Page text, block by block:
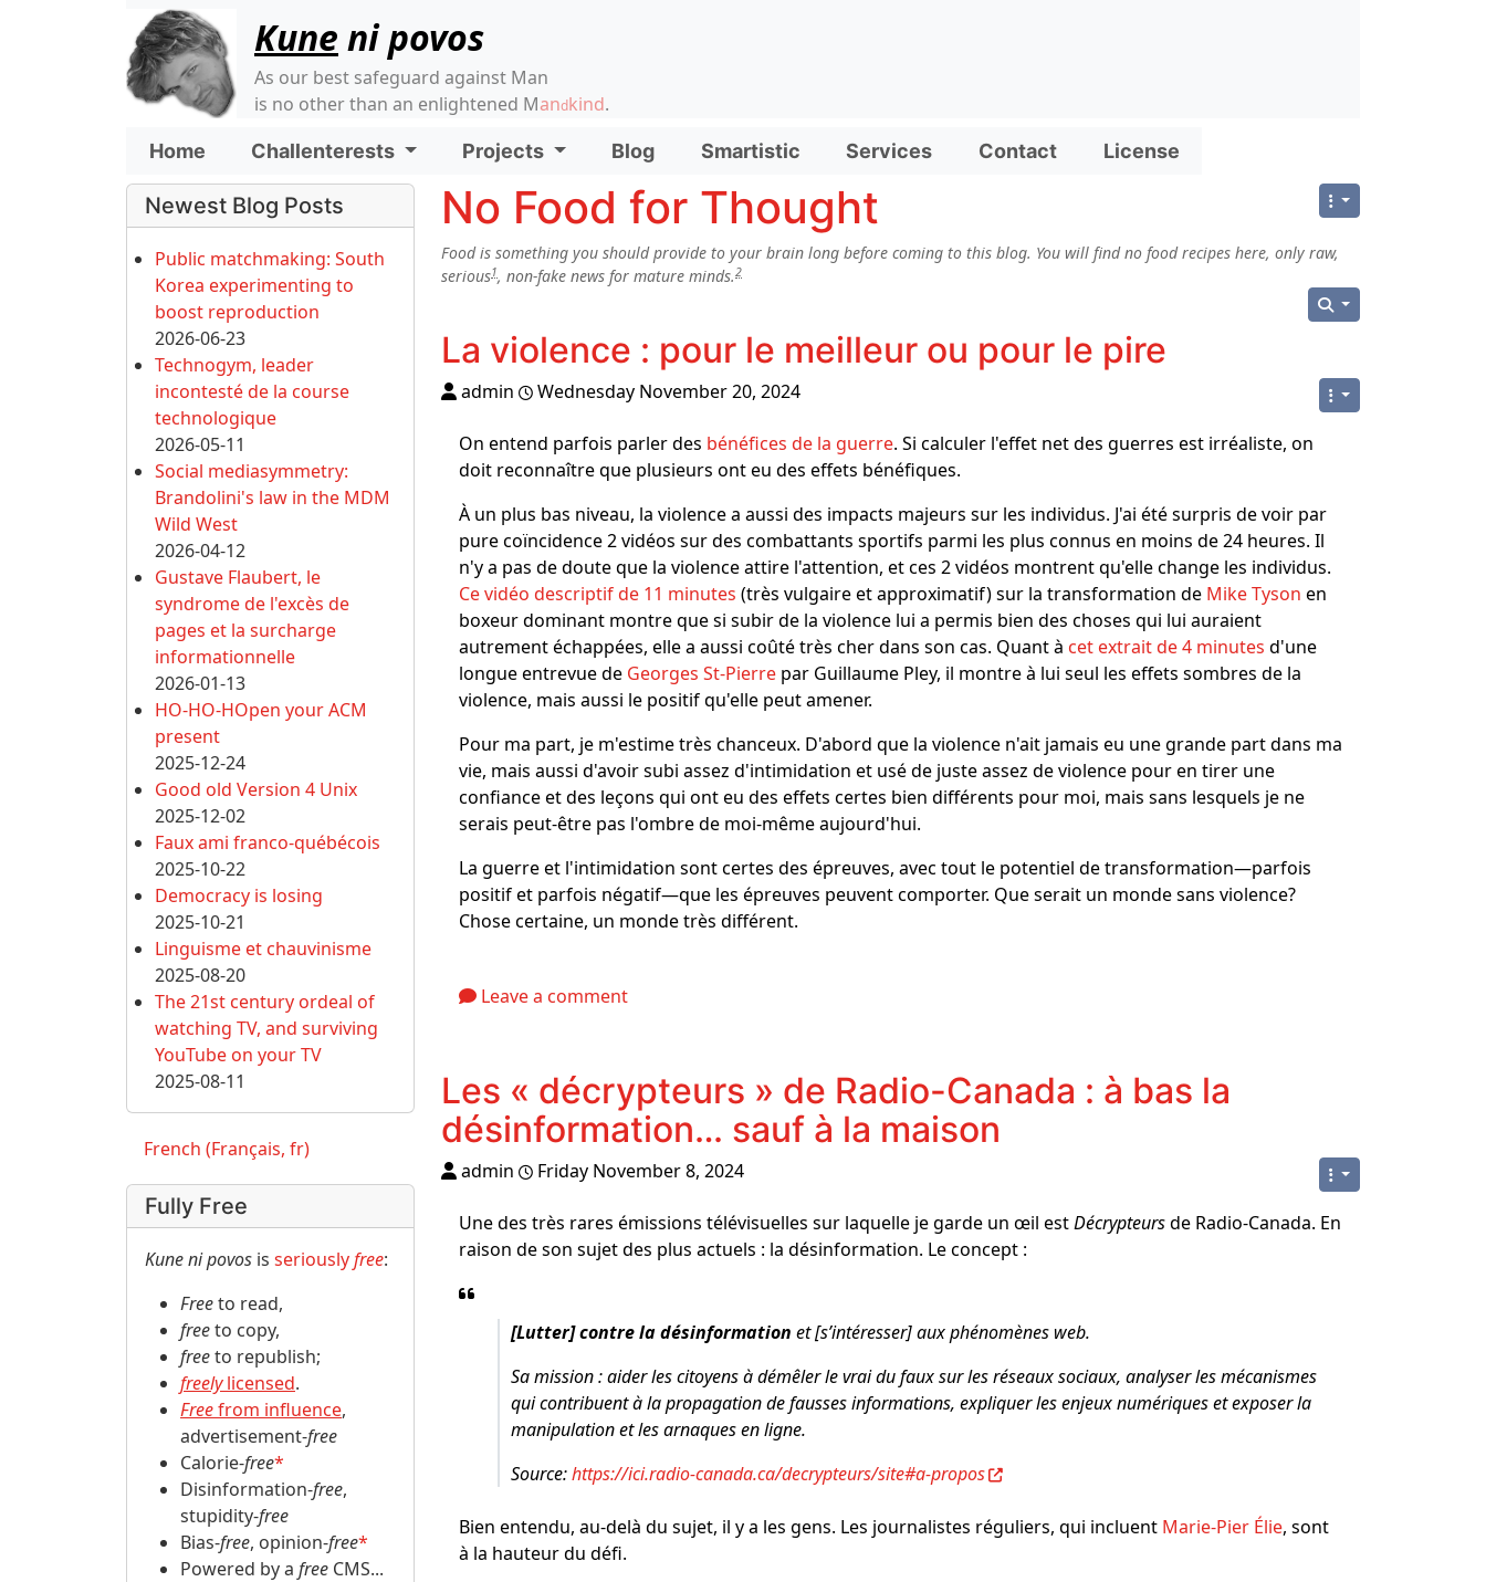
Site identity, navigation, etc.
Kune ni povos
As our best safeguard against Man
is no other than an enlightened Mandkind.
Navigation and related functionality and content
Home Challenterests Projects Blog Smartistic Services Contact License
No Food for Thought
Food is something you should provide to your brain long before coming to this blog. You will find no food recipes here, only raw,
serious1, non-fake news for mature minds.2
La violence : pour le meilleur ou pour le pire
admin Wednesday November 20, 2024
On entend parfois parler des bénéfices de la guerre. Si calculer l'effet net des guerres est irréaliste, on
doit reconnaître que plusieurs ont eu des effets bénéfiques.
À un plus bas niveau, la violence a aussi des impacts majeurs sur les individus. J'ai été surpris de voir par
pure coïncidence 2 vidéos sur des combattants sportifs parmi les plus connus en moins de 24 heures. Il
n'y a pas de doute que la violence attire l'attention, et ces 2 vidéos montrent qu'elle change les individus.
Ce vidéo descriptif de 11 minutes (très vulgaire et approximatif) sur la transformation de Mike Tyson en
boxeur dominant montre que si subir de la violence lui a permis bien des choses qui lui auraient
autrement échappées, elle a aussi coûté très cher dans son cas. Quant à cet extrait de 4 minutes d'une
longue entrevue de Georges St-Pierre par Guillaume Pley, il montre à lui seul les effets sombres de la
violence, mais aussi le positif qu'elle peut amener.
Pour ma part, je m'estime très chanceux. D'abord que la violence n'ait jamais eu une grande part dans ma
vie, mais aussi d'avoir subi assez d'intimidation et usé de juste assez de violence pour en tirer une
confiance et des leçons qui ont eu des effets certes bien différents pour moi, mais sans lesquels je ne
serais peut-être pas l'ombre de moi-même aujourd'hui.
La guerre et l'intimidation sont certes des épreuves, avec tout le potentiel de transformation―parfois
positif et parfois négatif―que les épreuves peuvent comporter. Que serait un monde sans violence?
Chose certaine, un monde très différent.
Leave a comment
Les « décrypteurs » de Radio-Canada : à bas la
désinformation… sauf à la maison
admin Friday November 8, 2024
Une des très rares émissions télévisuelles sur laquelle je garde un œil estDécrypteursde Radio-Canada. En
raison de son sujet des plus actuels : la désinformation. Le concept :
[Lutter] contre la désinformation et [s’intéresser] aux phénomènes web.
Sa mission : aider les citoyens à démêler le vrai du faux sur les réseaux sociaux, analyser les mécanismes
qui contribuent à la propagation de fausses informations, expliquer les enjeux numériques et exposer la
manipulation et les arnaques en ligne.
Source:https://ici.radio-canada.ca/decrypteurs/site#a-propos
Bien entendu, au-delà du sujet, il y a les gens. Les journalistes réguliers, qui incluent Marie-Pier Élie, sont
à la hauteur du défi.
More content and functionality (left side)
Newest Blog Posts
Public matchmaking: South
Korea experimenting to
boost reproduction
2026-06-23
Technogym, leader
incontesté de la course
technologique
2026-05-11
Social mediasymmetry:
Brandolini's law in the MDM
Wild West
2026-04-12
Gustave Flaubert, le
syndrome de l'excès de
pages et la surcharge
informationnelle
2026-01-13
HO-HO-HOpen your ACM
present
2025-12-24
Good old Version 4 Unix
2025-12-02
Faux ami franco-québécois
2025-10-22
Democracy is losing
2025-10-21
Linguisme et chauvinisme
2025-08-20
The 21st century ordeal of
watching TV, and surviving
YouTube on your TV
2025-08-11
French (Français, fr)
Fully Free
Kune ni povos is seriouslyfree:
Freeto read,
freeto copy,
freeto republish;
freelylicensed.
Freefrom influence,
advertisement-free
Calorie-free*
Disinformation-free,
stupidity-free
Bias-free, opinion-free*
Powered by a free CMS...